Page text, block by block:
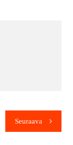
Seuraava